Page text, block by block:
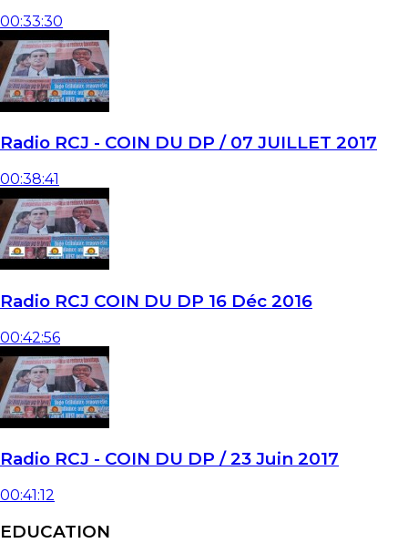
00:33:30
Radio RCJ - COIN DU DP / 07 JUILLET 2017
00:38:41
Radio RCJ COIN DU DP 16 Déc 2016
00:42:56
Radio RCJ - COIN DU DP / 23 Juin 2017
00:41:12
EDUCATION